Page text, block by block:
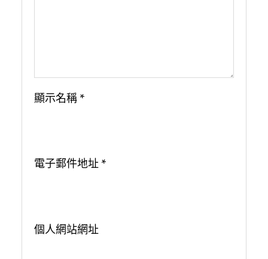
顯示名稱 *
電子郵件地址 *
個人網站網址